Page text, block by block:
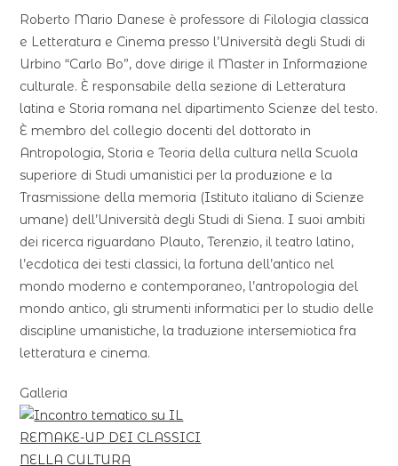
Roberto Mario Danese è professore di Filologia classica
e Letteratura e Cinema presso l’Università degli Studi di
Urbino “Carlo Bo”, dove dirige il Master in Informazione
culturale. È responsabile della sezione di Letteratura
latina e Storia romana nel dipartimento Scienze del testo.
È membro del collegio docenti del dottorato in
Antropologia, Storia e Teoria della cultura nella Scuola
superiore di Studi umanistici per la produzione e la
Trasmissione della memoria (Istituto italiano di Scienze
umane) dell’Università degli Studi di Siena. I suoi ambiti
dei ricerca riguardano Plauto, Terenzio, il teatro latino,
l’ecdotica dei testi classici, la fortuna dell’antico nel
mondo moderno e contemporaneo, l’antropologia del
mondo antico, gli strumenti informatici per lo studio delle
discipline umanistiche, la traduzione intersemiotica fra
letteratura e cinema.
Galleria